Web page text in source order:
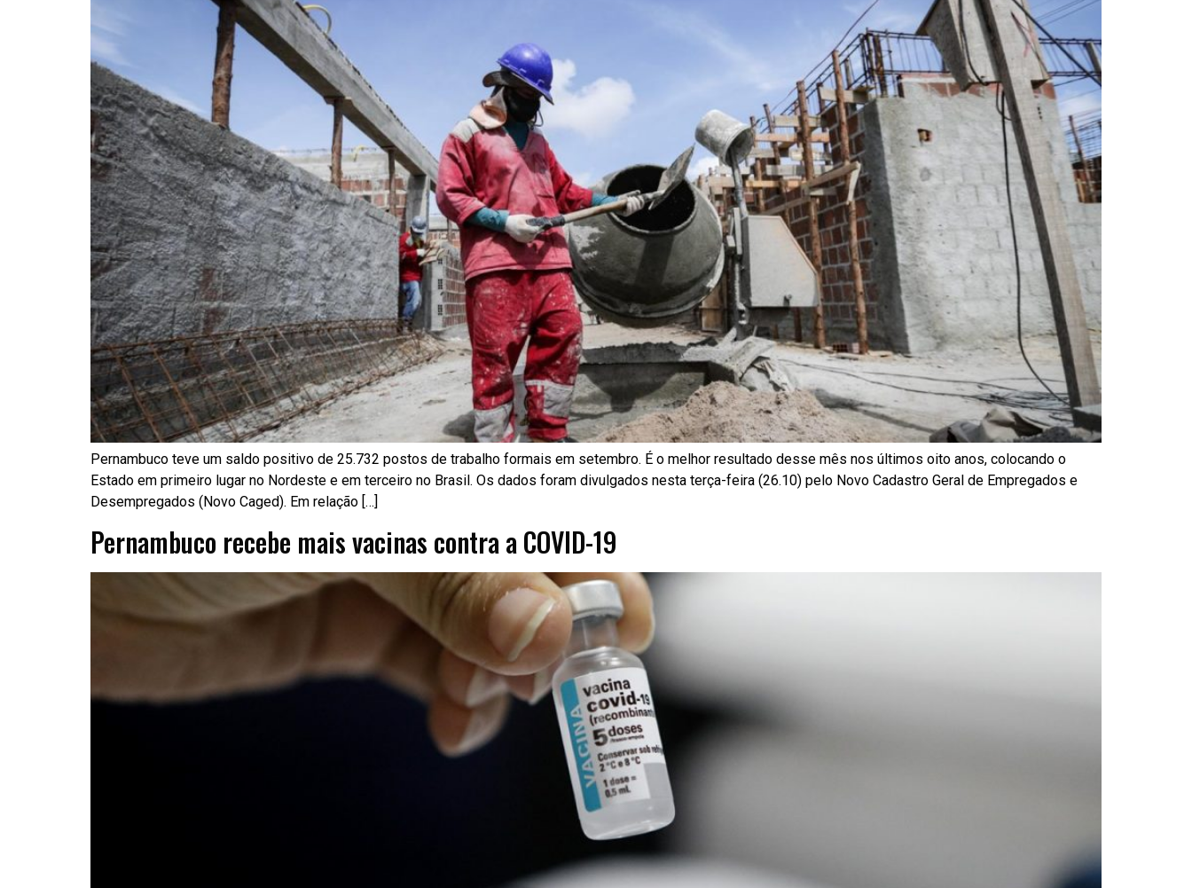
Pernambuco teve um saldo positivo de 25.732 postos de trabalho formais em setembro. É o melhor resultado desse mês nos últimos oito anos, colocando o
Estado em primeiro lugar no Nordeste e em terceiro no Brasil. Os dados foram divulgados nesta terça-feira (26.10) pelo Novo Cadastro Geral de Empregados e
Desempregados (Novo Caged). Em relação […]
Pernambuco recebe mais vacinas contra a COVID-19